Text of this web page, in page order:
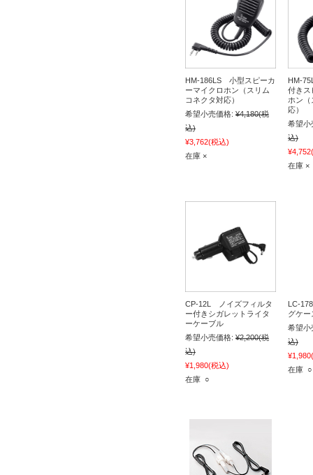
HM-186LS 小型スピーカ
ーマイクロホン（スリム
コネクタ対応）
希望小売価格: ¥4,180(税
込)
¥3,762(税込)
在庫 ×
HM-
付きス
ホン（
応）
希望小
込)
¥4,752
在庫 ×
CP-12L ノイズフィルタ
ー付きシガレットライタ
ーケーブル
希望小売価格: ¥2,200(税
込)
¥1,980(税込)
在庫 ○
LC-
グケー
希望小
込)
¥1,980
在庫 ○